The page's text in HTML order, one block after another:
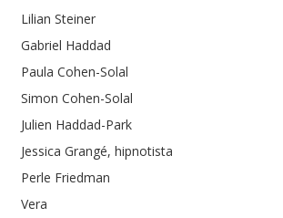
Lilian Steiner
Gabriel Haddad
Paula Cohen-Solal
Simon Cohen-Solal
Julien Haddad-Park
Jessica Grangé, hipnotista
Perle Friedman
Vera